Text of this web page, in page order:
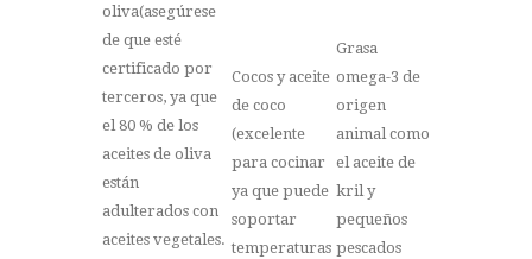
oliva(asegúrese
de que esté
certificado por
terceros, ya que
el 80 % de los
aceites de oliva
están
adulterados con
aceites vegetales.
Cocos y aceite
de coco
(excelente
para cocinar
ya que puede
soportar
temperaturas
Grasa
omega-3 de
origen
animal como
el aceite de
kril y
pequeños
pescados